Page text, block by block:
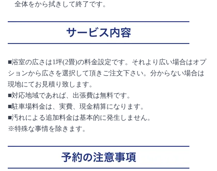
全体をから拭きして終了です。
■浴室の広さは1坪(2畳)の料金設定です。それより広い場合はオプ
ションから広さを選択して頂きご注文下さい。分からない場合は
現地にてお見積り致します。
■対応地域であれば、出張費は無料です。
■駐車場料金は、実費、現金精算になります。
■汚れによる追加料金は基本的に発生しません。
※特殊な事情を除きます。